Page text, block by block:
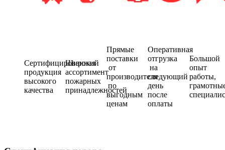
Сертифицированная
продукция
высокого
качества
Широкий
ассортимент
пожарных
принадлежностей
Прямые
поставки
от
производителя
по
выгодным
ценам
Оперативная
отгрузка
на
следующий
день
после
оплаты
Большой
опыт
работы,